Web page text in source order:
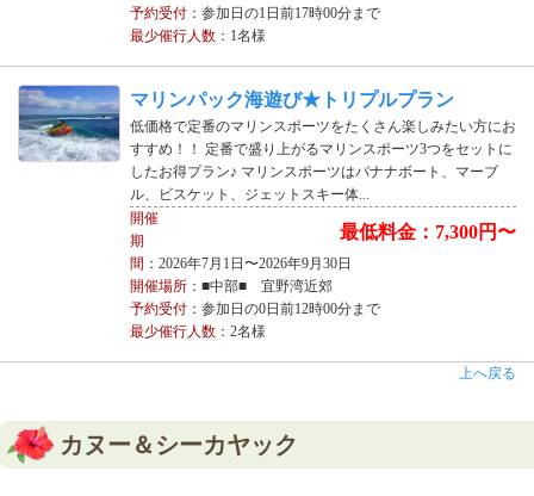
予約受付：参加日の1日前17時00分まで
最少催行人数：1名様
マリンパック海遊び★トリプルプラン
低価格で定番のマリンスポーツをたくさん楽しみたい方にお
すすめ！！ 定番で盛り上がるマリンスポーツ3つをセットに
したお得プラン♪ マリンスポーツはバナナボート、マーブ
ル、ビスケット、ジェットスキー体...
最低料金：7,300円〜
開催
期
間 ：2026年7月1日〜2026年9月30日
開催場所：■中部■ 宜野湾近郊
予約受付：参加日の0日前12時00分まで
最少催行人数：2名様
上へ戻る
カヌー＆シーカヤック